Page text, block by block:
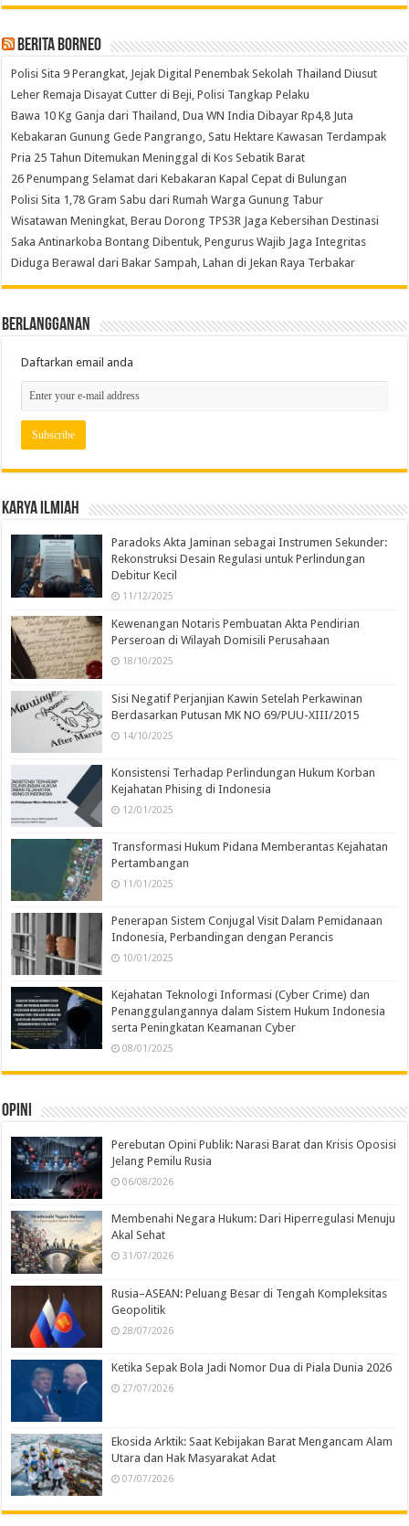
Berita Borneo
Polisi Sita 9 Perangkat, Jejak Digital Penembak Sekolah Thailand Diusut
Leher Remaja Disayat Cutter di Beji, Polisi Tangkap Pelaku
Bawa 10 Kg Ganja dari Thailand, Dua WN India Dibayar Rp4,8 Juta
Kebakaran Gunung Gede Pangrango, Satu Hektare Kawasan Terdampak
Pria 25 Tahun Ditemukan Meninggal di Kos Sebatik Barat
26 Penumpang Selamat dari Kebakaran Kapal Cepat di Bulungan
Polisi Sita 1,78 Gram Sabu dari Rumah Warga Gunung Tabur
Wisatawan Meningkat, Berau Dorong TPS3R Jaga Kebersihan Destinasi
Saka Antinarkoba Bontang Dibentuk, Pengurus Wajib Jaga Integritas
Diduga Berawal dari Bakar Sampah, Lahan di Jekan Raya Terbakar
Berlangganan
Daftarkan email anda
Karya Ilmiah
Paradoks Akta Jaminan sebagai Instrumen Sekunder:
Rekonstruksi Desain Regulasi untuk Perlindungan
Debitur Kecil
11/12/2025
Kewenangan Notaris Pembuatan Akta Pendirian
Perseroan di Wilayah Domisili Perusahaan
18/10/2025
Sisi Negatif Perjanjian Kawin Setelah Perkawinan
Berdasarkan Putusan MK NO 69/PUU-XIII/2015
14/10/2025
Konsistensi Terhadap Perlindungan Hukum Korban
Kejahatan Phising di Indonesia
12/01/2025
Transformasi Hukum Pidana Memberantas Kejahatan
Pertambangan
11/01/2025
Penerapan Sistem Conjugal Visit Dalam Pemidanaan
Indonesia, Perbandingan dengan Perancis
10/01/2025
Kejahatan Teknologi Informasi (Cyber Crime) dan
Penanggulangannya dalam Sistem Hukum Indonesia
serta Peningkatan Keamanan Cyber
08/01/2025
Opini
Perebutan Opini Publik: Narasi Barat dan Krisis Oposisi
Jelang Pemilu Rusia
06/08/2026
Membenahi Negara Hukum: Dari Hiperregulasi Menuju
Akal Sehat
31/07/2026
Rusia–ASEAN: Peluang Besar di Tengah Kompleksitas
Geopolitik
28/07/2026
Ketika Sepak Bola Jadi Nomor Dua di Piala Dunia 2026
27/07/2026
Ekosida Arktik: Saat Kebijakan Barat Mengancam Alam
Utara dan Hak Masyarakat Adat
07/07/2026